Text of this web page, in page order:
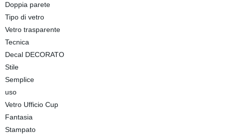
Doppia parete
Tipo di vetro
Vetro trasparente
Tecnica
Decal DECORATO
Stile
Semplice
uso
Vetro Ufficio Cup
Fantasia
Stampato